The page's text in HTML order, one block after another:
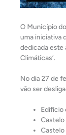
O Município
uma iniciativa
dedicada este
Climáticas’.
No dia 27 de
vão ser
Edifício
Castelo